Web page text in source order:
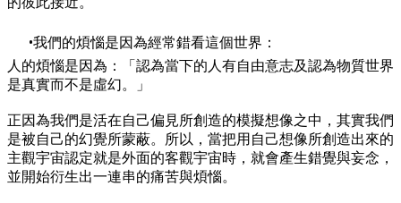
我們的煩惱是因為經常錯看這個世界：
人的煩惱是因為：「認為當下的人有自由意志及認為物質世界
是真實而不是虛幻。」
正因為我們是活在自己偏見所創造的模擬想像之中，其實我們
是被自己的幻覺所蒙蔽。所以，當把用自己想像所創造出來的
主觀宇宙認定就是外面的客觀宇宙時，就會產生錯覺與妄念，
並開始衍生出一連串的痛苦與煩惱。